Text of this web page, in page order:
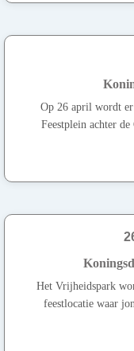
Op 26 april wordt
Feestplein achter
Het Vrijheidspark
feestlocatie waar